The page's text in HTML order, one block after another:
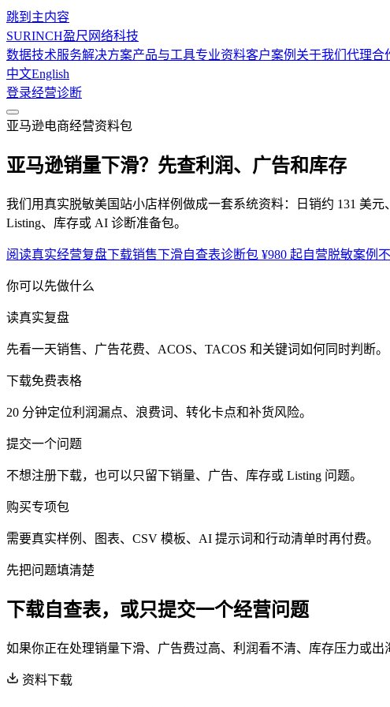
跳到主内容
SURINCH盈尺网络科技
数据技术服务解决方案产品与工具专业资料客户案例 关于我们 代理合
中文English
登录经营诊断
亚马逊电商经营资料包
亚马逊销量下滑？ 先查利润、广告和库存
我们用真实脱敏美国站小店样例做成一套系统资料：日销约 131 美
Listing、库存或 AI 诊断准备包。
阅读真实经营复盘下载销售下滑自查表诊断包 ¥980 起自营脱敏案例
你可以先做什么
读真实复盘
先看一天销售、广告花费、ACOS、TACOS 和关键词如何同时判断。
下载免费表格
20 分钟定位利润漏点、浪费词、转化卡点和补货风险。
提交一个问题
不想注册下载，也可以只留下销量、广告、库存或 Listing 问题。
购买专项包
需要真实样例、图表、CSV 模板、AI 提示词和行动清单时再付费。
先把问题填清楚
下载自查表，或只提交一个经营问题
如果你正在处理销量下滑、广告费过高、利润看不清、库存压力或
资料下载